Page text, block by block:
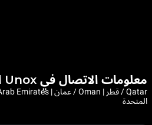
معلومات الاتصال في Unox الشرق الأوسط
المتحدة